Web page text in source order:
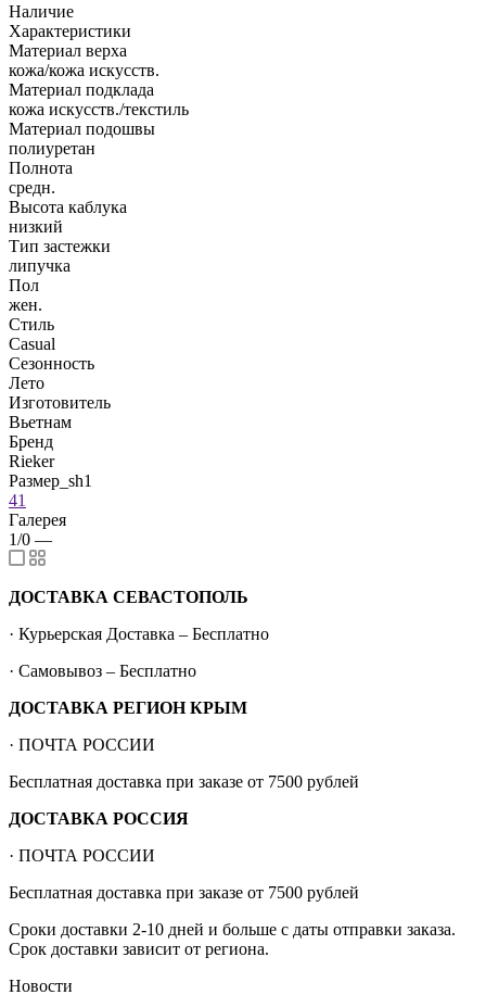
Наличие
Характеристики
Материал верха
кожа/кожа искусств.
Материал подклада
кожа искусств./текстиль
Материал подошвы
полиуретан
Полнота
средн.
Высота каблука
низкий
Тип застежки
липучка
Пол
жен.
Стиль
Casual
Сезонность
Лето
Изготовитель
Вьетнам
Бренд
Rieker
Размер_sh1
41
Галерея
1/0 —
ДОСТАВКА СЕВАСТОПОЛЬ
· Курьерская Доставка – Бесплатно
· Самовывоз – Бесплатно
ДОСТАВКА РЕГИОН КРЫМ
· ПОЧТА РОССИИ
Бесплатная доставка при заказе от 7500 рублей
ДОСТАВКА РОССИЯ
· ПОЧТА РОССИИ
Бесплатная доставка при заказе от 7500 рублей
Сроки доставки 2-10 дней и больше с даты отправки заказа.
Срок доставки зависит от региона.
Новости